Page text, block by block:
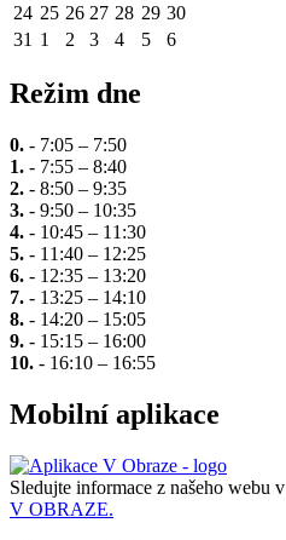
24 25 26 27 28 29 30
31 1 2 3 4 5 6
Režim dne
0. - 7:05 – 7:50
1. - 7:55 – 8:40
2. - 8:50 – 9:35
3. - 9:50 – 10:35
4. - 10:45 – 11:30
5. - 11:40 – 12:25
6. - 12:35 – 13:20
7. - 13:25 – 14:10
8. - 14:20 – 15:05
9. - 15:15 – 16:00
10. - 16:10 – 16:55
Mobilní aplikace
Sledujte informace z našeho webu v
V OBRAZE.